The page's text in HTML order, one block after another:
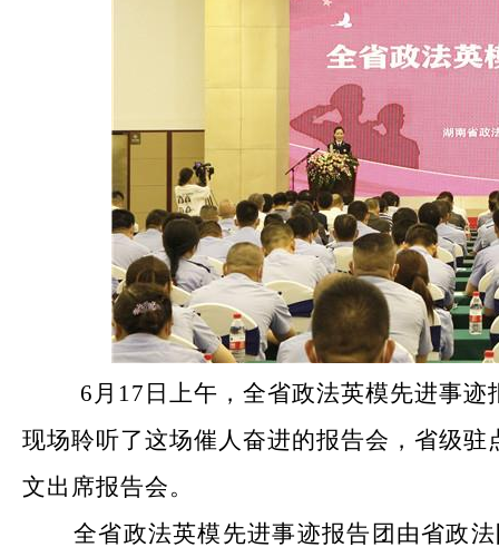
6 月17日上午，全省政法英模先进事
现场聆听了这场催人奋进的报告会，省级
文出席报告会。
全省政法英模先进事迹报告团由省政